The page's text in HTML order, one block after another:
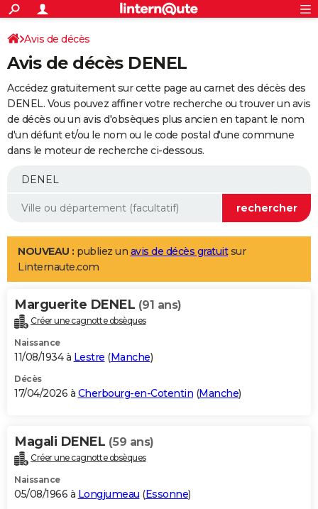
ACTUALITÉS
Politique
Société
Faits Divers
Education
Monde
Villes
+
SPORT
Coupe du monde 2026
Football
Tennis
Cyclisme
Rugby
Forum
Programme TV
TNT
Streaming
Cinéma
Sorties cinéma
Musique
+
FINANCE
Retraite
Impôts
Epargne
Immobilier
Risques naturels par ville
Banque
Assurance
Crédit
AUTO
Essais
Réserver un essai
Citadines
Berlines
SUV
Forum auto
+
Mobiles
Meilleur smartphone
Internet
Ordinateurs
Jeux vidéo
Guide high-tech
Aménagement intérieur
LIFESTYLE
Art de vivre
Bien-être
Loisirs
Mode
Modes de vie
Alimentation
Guide de la santé
Maladies
Médicaments
Sommeil
VOYAGE
Destinations
City break
Voyage nature
Voyage de noces
Forum
Climat
+PHOTO
GUIDES D'ACHAT
BONS PLANS
Carte de Noël
Carte Bonne année
Carte Saint-Valentin
Carte Pâques
Carte d'anniversaire
DICTIONNAIRE
Dictionnaire
Biographies
Citations
Expressions
Proverbes
PROGRAMME TV
Avis de décès
Avis de décès DENEL
Accédez gratuitement sur cette page au carnet des décès des
DENEL. Vous pouvez affiner votre recherche ou trouver un avis
de décès ou un avis d'obsèques plus ancien en tapant le nom
d'un défunt et/ou le nom ou le code postal d'une commune
dans le moteur de recherche ci-dessous.
NOUVEAU : publiez un avis de décès gratuitsur
Linternaute.com
Marguerite DENEL (91 ans)
Créer une cagnotte obsèques
Naissance
11/08/1934 à Lestre (Manche)
Décès
17/04/2026 à Cherbourg-en-Cotentin (Manche)
Magali DENEL (59 ans)
Créer une cagnotte obsèques
Naissance
05/08/1966 à Longjumeau (Essonne)